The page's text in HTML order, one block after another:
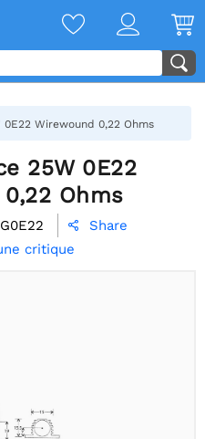
0E22 Wirewound 0,22 Ohms
25W 0E22
Ohms

Share
critique